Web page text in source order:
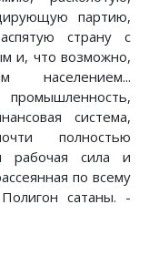
партию,
страну с
и, что возможно,
населением...
система,
полностью
рабочая сила и
по всему
сатаны. -